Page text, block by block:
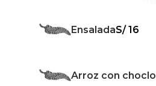
EnsaladaS/ 16
Arroz con choclo